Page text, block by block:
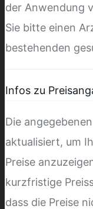
der Anwendung
Sie bitte einen
bestehenden
Infos zu
Die
aktualisiert, um
Preise
kurzfristige
dass die Preise